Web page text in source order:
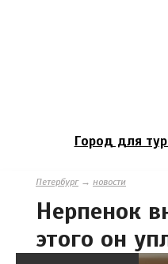
Город для
Петербург→ новости
Нерпенок
этого он